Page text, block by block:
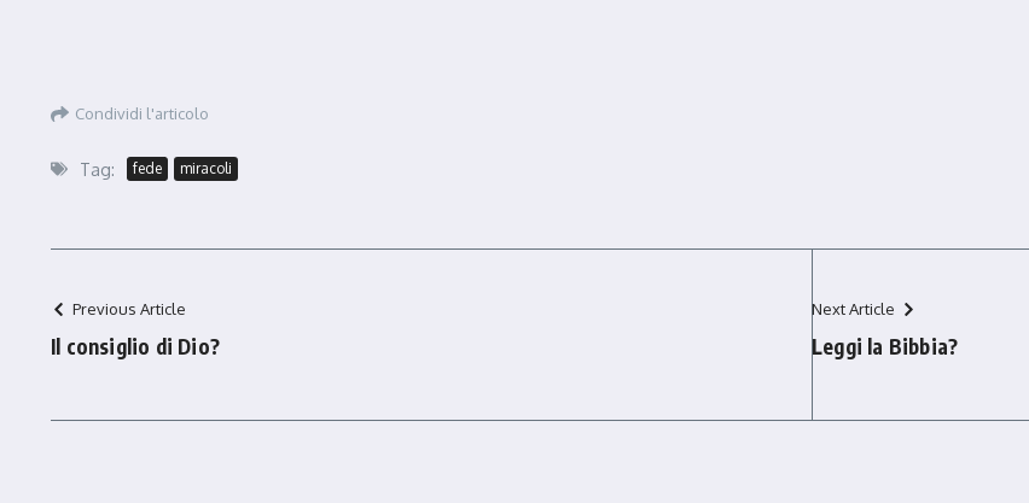
Condividi l'articolo
Tag: fede miracoli
Previous Article
Il consiglio di Dio?
Next Article
Leggi la Bibbia?